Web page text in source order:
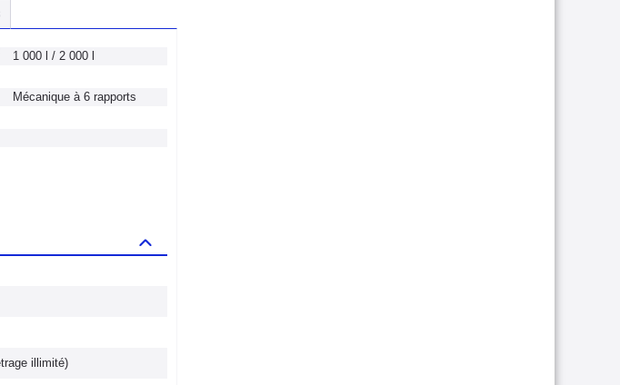
1 000 l / 2 000 l
Mécanique à 6 rapports
illimité)